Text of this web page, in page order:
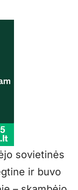
sovietinės
ir buvo